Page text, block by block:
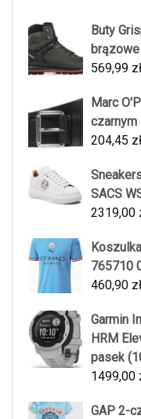
Buty
brązowe
569,99 zł
Marc
czarnym
204,45 zł
SACS
2319,00
765710
460,90 zł
Garmin
HRM
pasek
1499,00
GAP 2-